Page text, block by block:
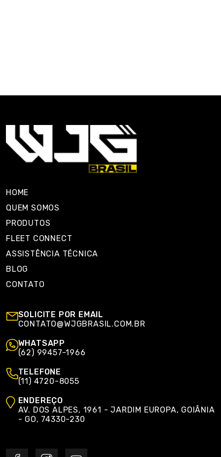
HOME
QUEM SOMOS
PRODUTOS
FLEET CONNECT
ASSISTÊNCIA TÉCNICA
BLOG
CONTATO
SOLICITE POR EMAIL
CONTATO@WJGBRASIL.COM.BR
WHATSAPP
(62) 99457-1966
TELEFONE
(11) 4720-8055
ENDEREÇO
AV. DOS ALPES, 1961 - JARDIM EUROPA, GOIÂNIA
- GO, 74330-230